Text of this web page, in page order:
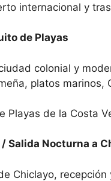
internacional y
de Playas
colonial y
platos marinos,
Playas de la Costa
Nocturna a
Chiclayo, recepción